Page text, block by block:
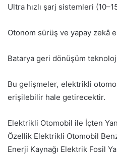
Ultra hızlı şarj sistemleri
Otonom sürüş ve yapay zekâ
Batarya geri dönüşüm
Bu gelişmeler, elektrikli
erişilebilir hale getirecektir.
Elektrikli Otomobil ile İçten
Özellik Elektrikli Otomobil
Enerji Kaynağı Elektrik Fosil